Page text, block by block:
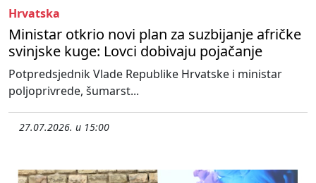
Hrvatska
Ministar otkrio novi plan za suzbijanje afričke
svinjske kuge: Lovci dobivaju pojačanje
Potpredsjednik Vlade Republike Hrvatske i ministar
poljoprivrede, šumarst...
27.07.2026. u 15:00